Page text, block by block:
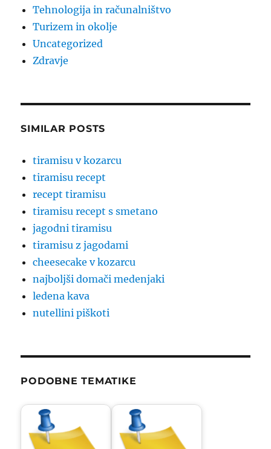
Tehnologija in računalništvo
Turizem in okolje
Uncategorized
Zdravje
SIMILAR POSTS
tiramisu v kozarcu
tiramisu recept
recept tiramisu
tiramisu recept s smetano
jagodni tiramisu
tiramisu z jagodami
cheesecake v kozarcu
najboljši domači medenjaki
ledena kava
nutellini piškoti
PODOBNE TEMATIKE